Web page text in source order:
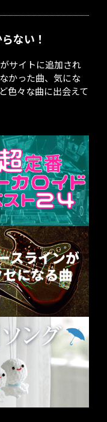
ない！
サイトに追加され
かった曲、気にな
色々な曲に出会えて